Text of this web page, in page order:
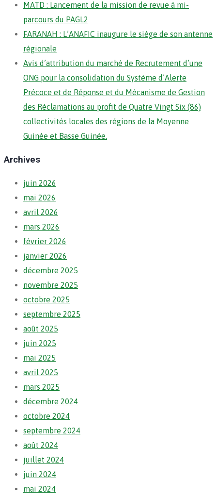
MATD : Lancement de la mission de revue à mi-
parcours du PAGL2
FARANAH : L’ANAFIC inaugure le siège de son antenne
régionale
Avis d’attribution du marché de Recrutement d’une
ONG pour la consolidation du Système d’Alerte
Précoce et de Réponse et du Mécanisme de Gestion
des Réclamations au profit de Quatre Vingt Six (86)
collectivités locales des régions de la Moyenne
Guinée et Basse Guinée.
Archives
juin 2026
mai 2026
avril 2026
mars 2026
février 2026
janvier 2026
décembre 2025
novembre 2025
octobre 2025
septembre 2025
août 2025
juin 2025
mai 2025
avril 2025
mars 2025
décembre 2024
octobre 2024
septembre 2024
août 2024
juillet 2024
juin 2024
mai 2024